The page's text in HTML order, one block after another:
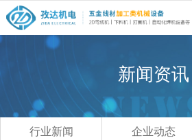
新闻资讯
行业新闻 企业动态